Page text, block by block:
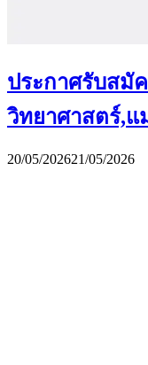
ประกาศรับสมั
วิทยาศาสตร์,แ
20/05/202621/05/2026